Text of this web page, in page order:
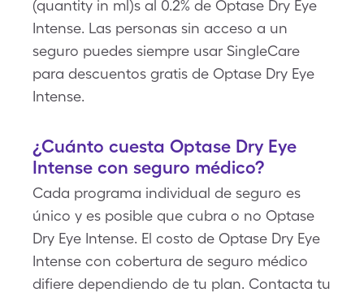
(quantity in ml)s al 0.2% de Optase Dry Eye
Intense. Las personas sin acceso a un
seguro puedes siempre usar SingleCare
para descuentos gratis de Optase Dry Eye
Intense.
¿Cuánto cuesta Optase Dry Eye
Intense con seguro médico?
Cada programa individual de seguro es
único y es posible que cubra o no Optase
Dry Eye Intense. El costo de Optase Dry Eye
Intense con cobertura de seguro médico
difiere dependiendo de tu plan. Contacta tu